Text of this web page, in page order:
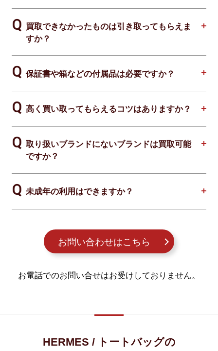
買取できなかったものは引き取ってもらえま
すか？
保証書や箱などの付属品は必要ですか？
高く買い取ってもらえるコツはありますか？
取り扱いブランドにないブランドは買取可能
ですか？
未成年の利用はできますか？
お問い合わせはこちら
お電話でのお問い合せはお受けしておりません。
HERMES / トートバッグの